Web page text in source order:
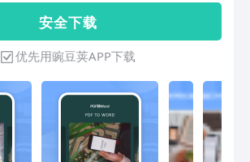
机移动办公更方便，随时随地完成简单的
OFFICE办公操作。word文档转换PDF文
档完成后，还可以通过分享功能，实时与
公司内容同事分享。简单快捷的PDF文档
签名，能让你的PDF文档处理更具有可信
性。PDF加密功功能，让您的办公文档在
传送的过程中增添一份安全性，防止意外
泄露。文字提取功能能让你方便的提取图
片或者PDF文档中的汉字。绿色应用，免
安 全 下 载
优先用豌豆荚APP下载